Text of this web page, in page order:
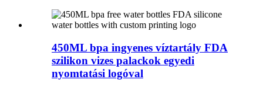
450ML bpa ingyenes víztartály FDA
szilikon vizes palackok egyedi
nyomtatási logóval